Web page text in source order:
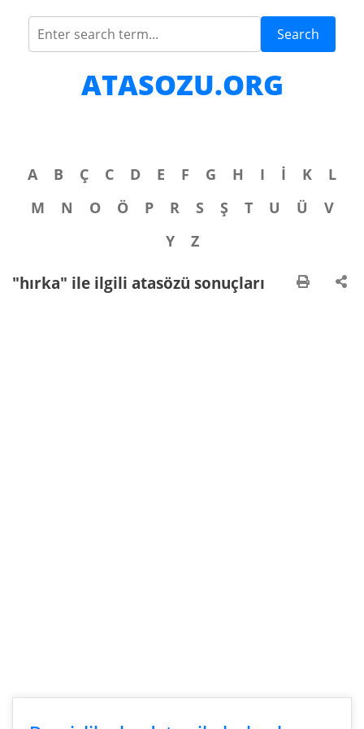
Search
ATASOZU.ORG
A B Ç C D E F G H I İ K
L
M
N O Ö P R S Ş T U Ü
V
Y
Z
"hırka" ile ilgili atasözü sonuçları